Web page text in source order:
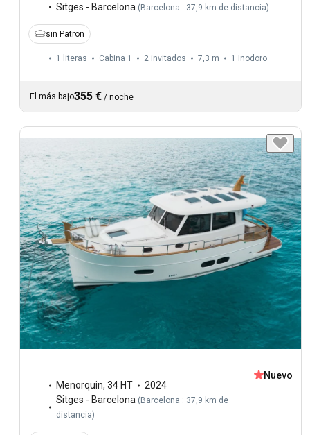
Sitges - Barcelona (Barcelona : 37,9 km de distancia)
sin Patron
1 literas Cabina 1 2 invitados 7,3 m 1 Inodoro
El más bajo355 € / noche
Menorquin, 34 HT
2024
Sitges - Barcelona ( Barcelona : 37,9 km de
distancia)
Nuevo